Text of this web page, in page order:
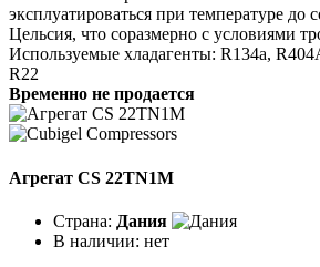
эксплуатироваться при температуре до
Цельсия, что соразмерно с условиями
Используемые хладагенты: R134a,
R22
Временно не продается
Агрегат CS 22TN1M
Страна: Дания
В наличии: нет